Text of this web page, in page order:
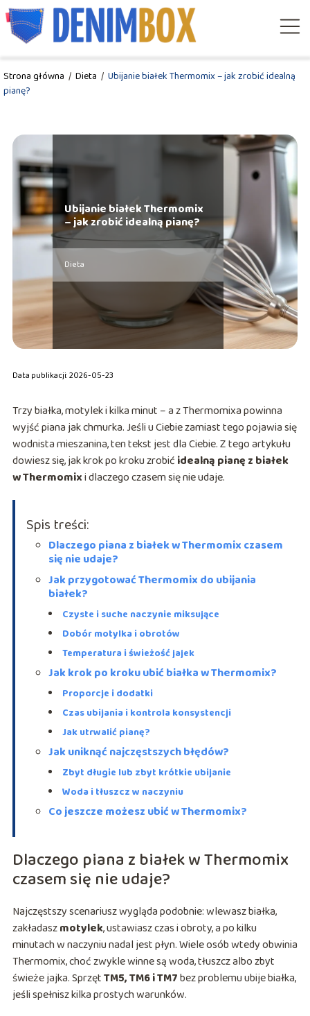
Strona główna / Dieta / Ubijanie białek Thermomix – jak zrobić idealną
pianę?
Ubijanie białek Thermomix
– jak zrobić idealną pianę?
Dieta
Data publikacji: 2026-05-23
Trzy białka, motylek i kilka minut – a z Thermomixa powinna
wyjść piana jak chmurka. Jeśli u Ciebie zamiast tego pojawia się
wodnista mieszanina, ten tekst jest dla Ciebie. Z tego artykułu
dowiesz się, jak krok po kroku zrobić idealną pianę z białek
w Thermomixi dlaczego czasem się nie udaje.
Spis treści:
Dlaczego piana z białek w Thermomix czasem
się nie udaje?
Jak przygotować Thermomix do ubijania
białek?
Czyste i suche naczynie miksujące
Dobór motylka i obrotów
Temperatura i świeżość jajek
Jak krok po kroku ubić białka w Thermomix?
Proporcje i dodatki
Czas ubijania i kontrola konsystencji
Jak utrwalić pianę?
Jak uniknąć najczęstszych błędów?
Zbyt długie lub zbyt krótkie ubijanie
Woda i tłuszcz w naczyniu
Co jeszcze możesz ubić w Thermomix?
Dlaczego piana z białek w Thermomix
czasem się nie udaje?
Najczęstszy scenariusz wygląda podobnie: wlewasz białka,
zakładaszmotylek, ustawiasz czas i obroty, a po kilku
minutach w naczyniu nadal jest płyn. Wiele osób wtedy obwinia
Thermomix, choć zwykle winne są woda, tłuszcz albo zbyt
świeże jajka. SprzętTM5, TM6 i TM7bez problemu ubije białka,
jeśli spełnisz kilka prostych warunków.